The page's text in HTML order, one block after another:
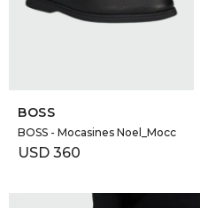
BOSS
BOSS - Mocasines Noel_Mocc
USD 360